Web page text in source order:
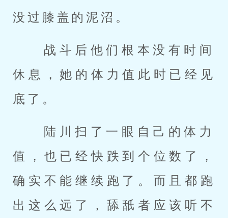
没过膝盖的泥沼。
休息，她的体力值此时已经见
底了。
值，也已经快跌到个位数了，
确实不能继续跑了。而且都跑
出这么远了，舔舐者应该听不